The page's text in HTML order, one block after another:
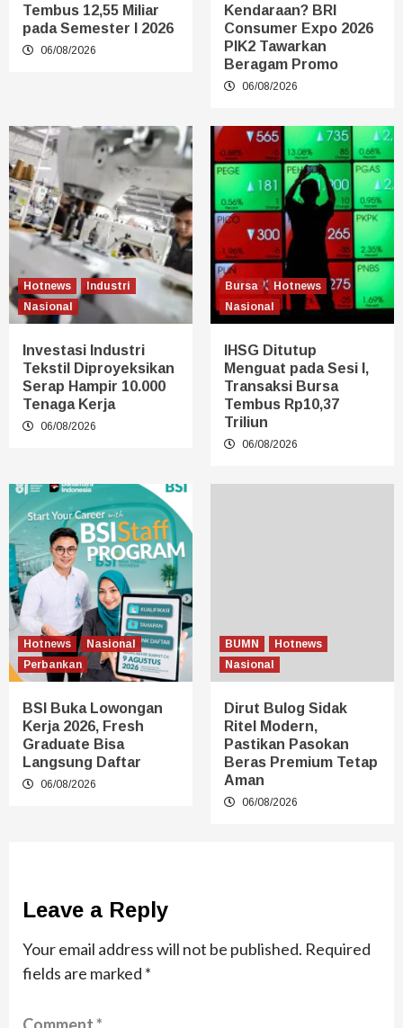
Tembus 12,55 Miliar
pada Semester I 2026
06/08/2026
Kendaraan? BRI
Consumer Expo 2026
PIK2 Tawarkan
Beragam Promo
06/08/2026
Hotnews
Industri
Nasional
Investasi Industri
Tekstil Diproyeksikan
Serap Hampir 10.000
Tenaga Kerja
06/08/2026
Bursa
Hotnews
Nasional
IHSG Ditutup
Menguat pada Sesi I,
Transaksi Bursa
Tembus Rp10,37
Triliun
06/08/2026
Hotnews
Nasional
Perbankan
BSI Buka Lowongan
Kerja 2026, Fresh
Graduate Bisa
Langsung Daftar
06/08/2026
BUMN
Hotnews
Nasional
Dirut Bulog Sidak
Ritel Modern,
Pastikan Pasokan
Beras Premium Tetap
Aman
06/08/2026
Leave a Reply
Your email address will not be published. Required
fields are marked *